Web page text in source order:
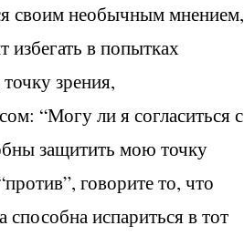
своим необычным мнением,
избегать в попытках
зрения,
“Могу ли я согласиться с
защитить мою точку
говорите то, что
испариться в тот